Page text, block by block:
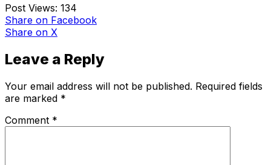
Post Views: 134
Share on Facebook
Share on X
Leave a Reply
Your email address will not be published. Required fields
are marked *
Comment *